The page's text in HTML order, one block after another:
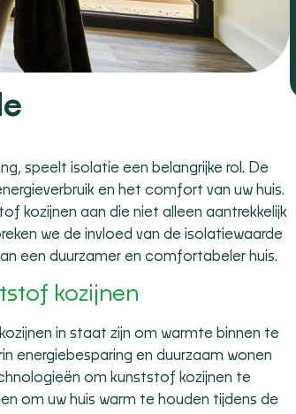
speelt isolatie een belangrijke rol. De
en het comfort van uw huis.
kozijnen aan die niet alleen aantrekkelijk
we de invloed van de isolatiewaarde
een duurzamer en comfortabeler huis.
kozijnen
in staat zijn om warmte binnen te
energiebesparing en duurzaam wonen
om kunststof kozijnen te
om uw huis warm te houden tijdens de